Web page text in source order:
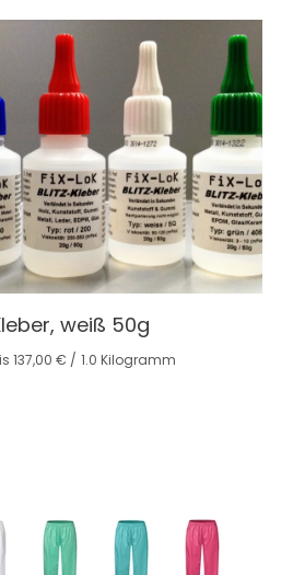
weiß 50g
137,00 € / 1.0 Kilogramm